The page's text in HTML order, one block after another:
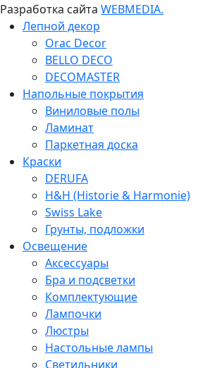
Разработка сайта WEBMEDIA.
Лепной декор
Orac Decor
BELLO DECO
DECOMASTER
Напольные покрытия
Виниловые полы
Ламинат
Паркетная доска
Краски
DERUFA
H&H (Historie & Harmonie)
Swiss Lake
Грунты, подложки
Освещение
Аксессуары
Бра и подсветки
Комплектующие
Лампочки
Люстры
Настольные лампы
Светильники